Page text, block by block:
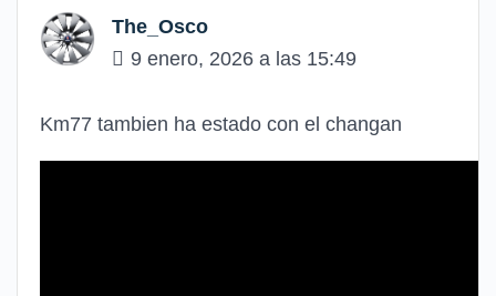
The_Osco
9 enero, 2026 a las 15:49
Km77 tambien ha estado con el changan